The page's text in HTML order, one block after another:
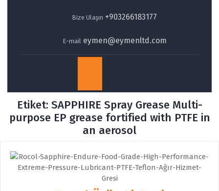
Bize Ulaşın +903266183177
E-mail eymen@eymenltd.com
Button
Etiket: SAPPHIRE Spray Grease Multi-
purpose EP grease fortified with PTFE in
an aerosol